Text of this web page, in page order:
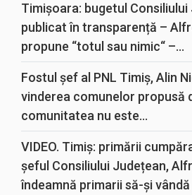
Timișoara: bugetul Consiliului
publicat în transparență –
propune “totul sau nimic“ –...
Fostul șef al PNL Timiș, Alin
vinderea comunelor propusă
comunitatea nu este...
VIDEO. Timiș: primării
șeful Consiliului Județean,
îndeamnă primarii să-și vândă